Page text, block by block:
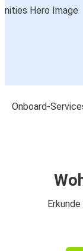
Onboard-